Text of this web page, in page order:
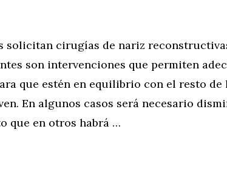
solicitan cirugías de nariz
son intervenciones que permiten
que estén en equilibrio con el resto de
En algunos casos será necesario
que en otros habrá …